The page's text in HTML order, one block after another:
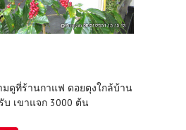
มดูที่ร้านกาแฟ ดอยตุงใกล้บ้าน
บ เขาแจก 3000 ต้น